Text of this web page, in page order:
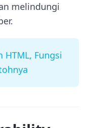
melindungi
HTML, Fungsi